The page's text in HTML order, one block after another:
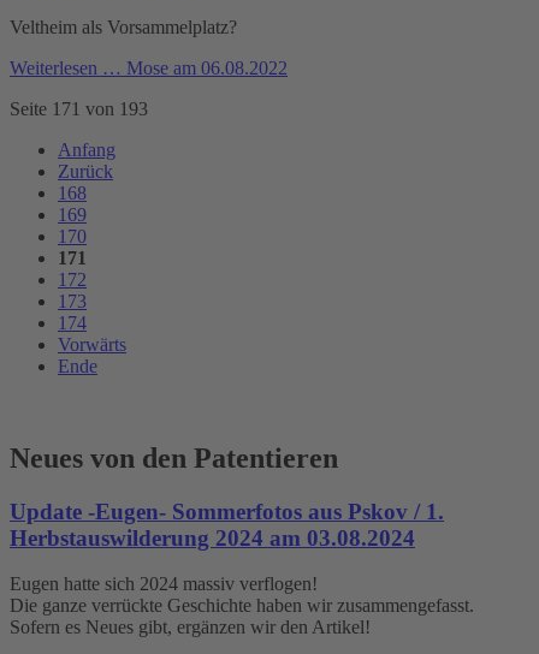
Veltheim als Vorsammelplatz?
Weiterlesen … Mose am 06.08.2022
Seite 171 von 193
Anfang
Zurück
168
169
170
171
172
173
174
Vorwärts
Ende
Neues von den Patentieren
Update -Eugen- Sommerfotos aus Pskov / 1.
Herbstauswilderung 2024 am 03.08.2024
Eugen hatte sich 2024 massiv verflogen!
Die ganze verrückte Geschichte haben wir zusammengefasst.
Sofern es Neues gibt, ergänzen wir den Artikel!